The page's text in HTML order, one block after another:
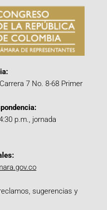
7 No. 8-68 Primer
p.m., jornada
sugerencias y